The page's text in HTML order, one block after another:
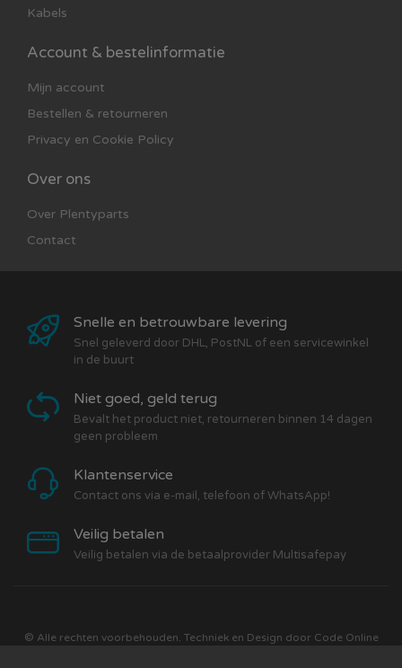
Kabels
Account & bestelinformatie
Mijn account
Bestellen & retourneren
Privacy en Cookie Policy
Over ons
Over Plentyparts
Contact
Snelle en betrouwbare levering
Snel geleverd door DHL, PostNL of een servicewinkel
in de buurt
Niet goed, geld terug
Bevalt het product niet, retourneren binnen 14 dagen
geen probleem
Klantenservice
Contact ons via e-mail, telefoon of WhatsApp!
Veilig betalen
Veilig betalen via de betaalprovider Multisafepay
© Alle rechten voorbehouden. Techniek en Design door Code Online